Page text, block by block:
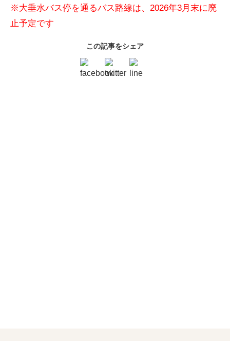
※大垂水バス停を通るバス路線は、2026年3月末に廃
止予定です
この記事をシェア